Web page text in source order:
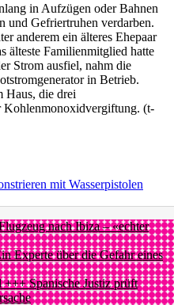
in Aufzügen oder Bahnen
und Gefriertruhen verdarben.
anderem ein älteres Ehepaar
älteste Familienmitglied hatte
Strom ausfiel, nahm die
in Betrieb.
Haus, die drei
Kohlenmonoxidvergiftung. (t-
mit Wasserpistolen
nach Ibiza – «echter
Experte über die Gefahr eines
Spanische Justiz prüft